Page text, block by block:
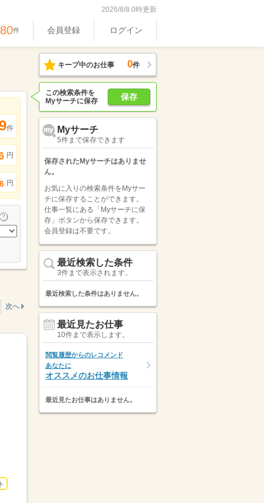
2026/8/8 0時更新
件 会員登録 ログイン
件
円
円
次へ
キープ中のお仕事 0件
保存
この検索条件を
Myサーチに保存
Myサーチ
5件まで保存できます
保存されたMyサーチはありませ
ん。
お気に入りの検索条件をMyサー
チに保存することができます。
仕事一覧にある「Myサーチに保
存」ボタンから保存できます。
会員登録は不要です。
最近検索した条件
3件まで表示されます。
最近検索した条件はありません。
最近見たお仕事
10件まで表示します。
閲覧履歴からのレコメンド
あなたに
オススメのお仕事情報
最近見たお仕事はありません。